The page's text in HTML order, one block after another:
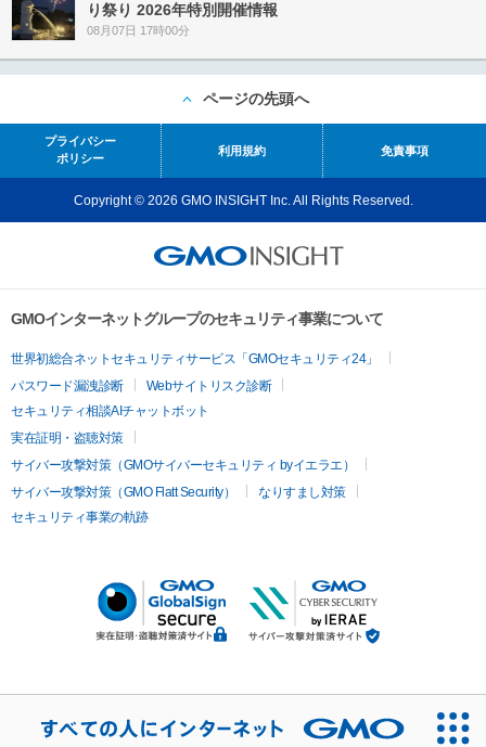
り祭り 2026年特別開催情報
08月07日 17時00分
ページの先頭へ
プライバシー
ポリシー
利用規約 免責事項
Copyright © 2026 GMO INSIGHT Inc. All Rights Reserved.
GMOインターネットグループのセキュリティ事業について
世界初総合ネットセキュリティサービス「GMOセキュリティ24」
パスワード漏洩診断
Webサイトリスク診断
セキュリティ相談AIチャットボット
実在証明・盗聴対策
サイバー攻撃対策（GMOサイバーセキュリティ byイエラエ）
サイバー攻撃対策（GMO Flatt Security）
なりすまし対策
セキュリティ事業の軌跡